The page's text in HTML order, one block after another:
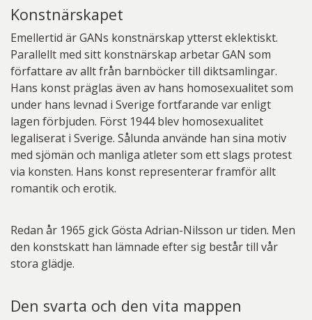
Konstnärskapet
Emellertid är GANs konstnärskap ytterst eklektiskt.
Parallellt med sitt konstnärskap arbetar GAN som
författare av allt från barnböcker till diktsamlingar.
Hans konst präglas även av hans homosexualitet som
under hans levnad i Sverige fortfarande var enligt
lagen förbjuden. Först 1944 blev homosexualitet
legaliserat i Sverige. Sålunda använde han sina motiv
med sjömän och manliga atleter som ett slags protest
via konsten. Hans konst representerar framför allt
romantik och erotik.
Redan år 1965 gick Gösta Adrian-Nilsson ur tiden. Men
den konstskatt han lämnade efter sig består till vår
stora glädje.
Den svarta och den vita mappen